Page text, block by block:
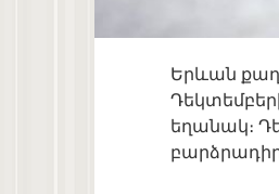
Երևան
եղանակ։